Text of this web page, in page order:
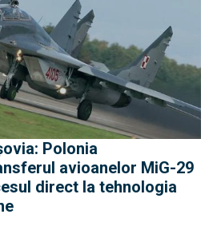
Polonia
avioanelor MiG-29
direct la tehnologia